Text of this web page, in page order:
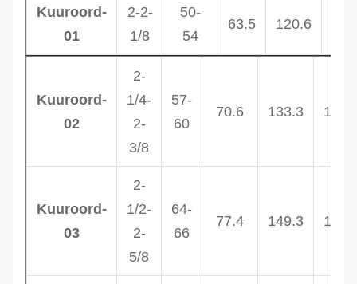
Kuuroord-
01
2-2-
1/8
50-
54
63.5 120.6
Kuuroord-
02
2-
1/4-
2-
3/8
57-
60
70.6 133.3
Kuuroord-
03
2-
1/2-
2-
5/8
64-
66
77.4 149.3